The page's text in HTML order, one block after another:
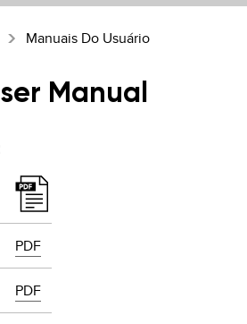
Manuais Do Usuário
Manual
PDF
PDF